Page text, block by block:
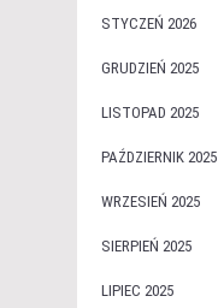
STYCZEŃ 2026
GRUDZIEŃ 2025
LISTOPAD 2025
PAŹDZIERNIK 2025
WRZESIEŃ 2025
SIERPIEŃ 2025
LIPIEC 2025